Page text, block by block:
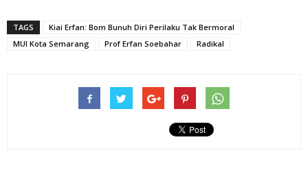
TAGS
Kiai Erfan: Bom Bunuh Diri Perilaku Tak Bermoral
MUI Kota Semarang
Prof Erfan Soebahar Radikal